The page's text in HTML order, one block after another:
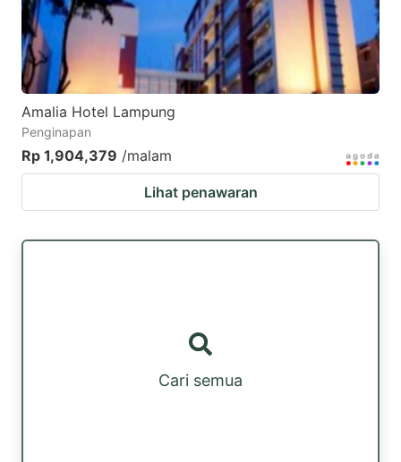
Amalia Hotel Lampung
Penginapan
Rp 1,904,379 /malam
Lihat penawaran
Cari semua